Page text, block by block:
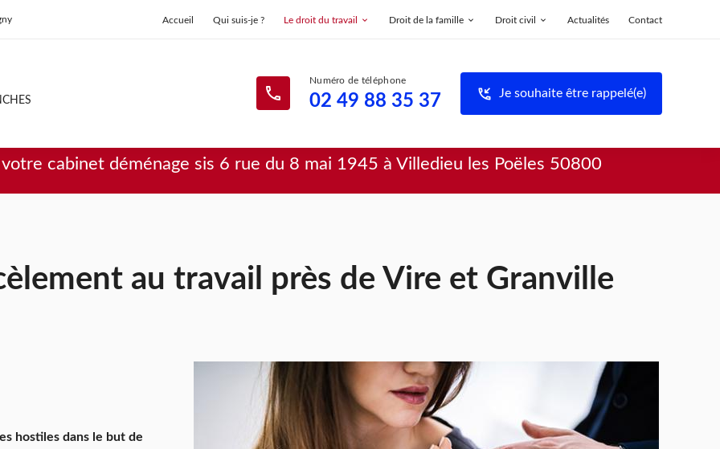
Accueil Qui suis-je ? Le droit du travail Droit de la famille Droit civil Actualités Contact
phone 02 49 88 35 37 phone_callback Je souhaite être rappelé(e)
cabinet déménage sis 6 rue du 8 mai 1945 à Villedieu les Poëles 50800
au travail près de Vire et Granville
hostiles dans le but de